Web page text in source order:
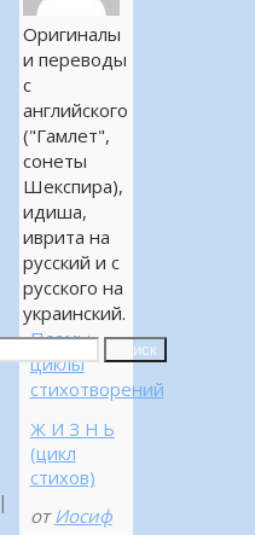
Поиск
Оригиналы
и переводы
с
английского
("Гамлет",
сонеты
Шекспира),
идиша,
иврита на
русский и с
русского на
украинский.
Поэмы,
циклы
стихотворений
Ж И З Н Ь
(цикл
стихов)
от Иосиф
|